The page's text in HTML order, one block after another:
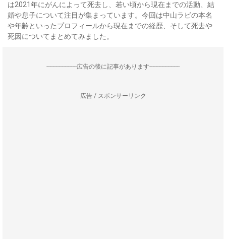
は2021年にがんによって死去し、若い頃から現在までの活動、結
婚や息子について注目が集まっています。今回は中山ラビの本名
や年齢といったプロフィールから現在までの経歴、そして死去や
死因についてまとめてみました。
--------------------広告の後に記事があります--------------------
広告 / スポンサーリンク